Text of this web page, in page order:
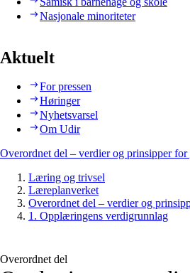
Nasjonale minoriteter
Aktuelt
For pressen
Høringer
Nyhetsvarsel
Om Udir
Overordnet del – verdier og prinsipper
Læring og trivsel
Læreplanverket
Overordnet del – verdier og
1. Opplæringens verdigrunnlag
Overordnet del